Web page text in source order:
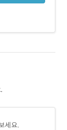
세요.